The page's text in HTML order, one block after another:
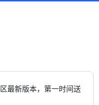
最新版本，第一时间送